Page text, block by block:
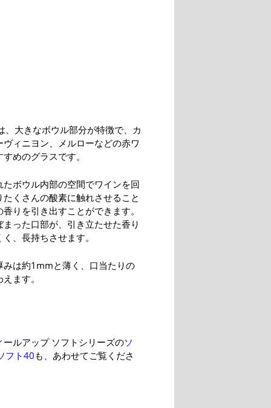
、大きなボウル部分が特徴で、カ
ヴィニヨン、メルローなどの赤ワ
めのグラスです。
たボウル内部の空間でワインを回
たくさんの酸素に触れさせること
りを引き出すことができます。
まった口部が、引き立たせた香り
、長持ちさせます。
みは約1mmと薄く、口当たりの
ます。
ールアップ ソフトシリーズのソ
フト40も、あわせてご覧くださ